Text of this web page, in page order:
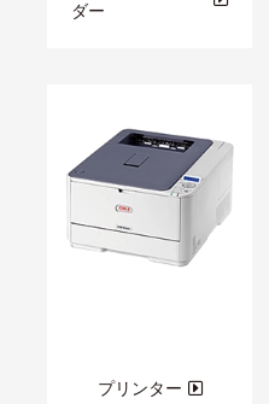
ダー
プリンター